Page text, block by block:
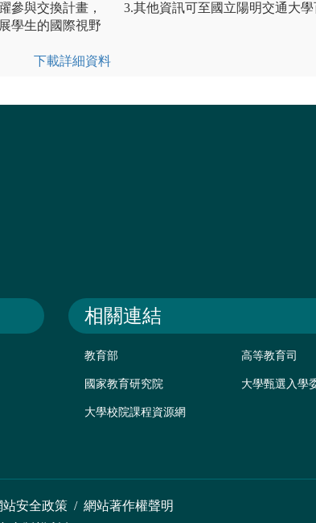
參與交換計畫，
學生的國際視野
下載詳細資料
3.其他資訊可至國立陽明交通大
相關連結
教育部 高等教育司
國家教育研究院 大學甄選入學
大學校院課程資源網
站安全政策 / 網站著作權聲明